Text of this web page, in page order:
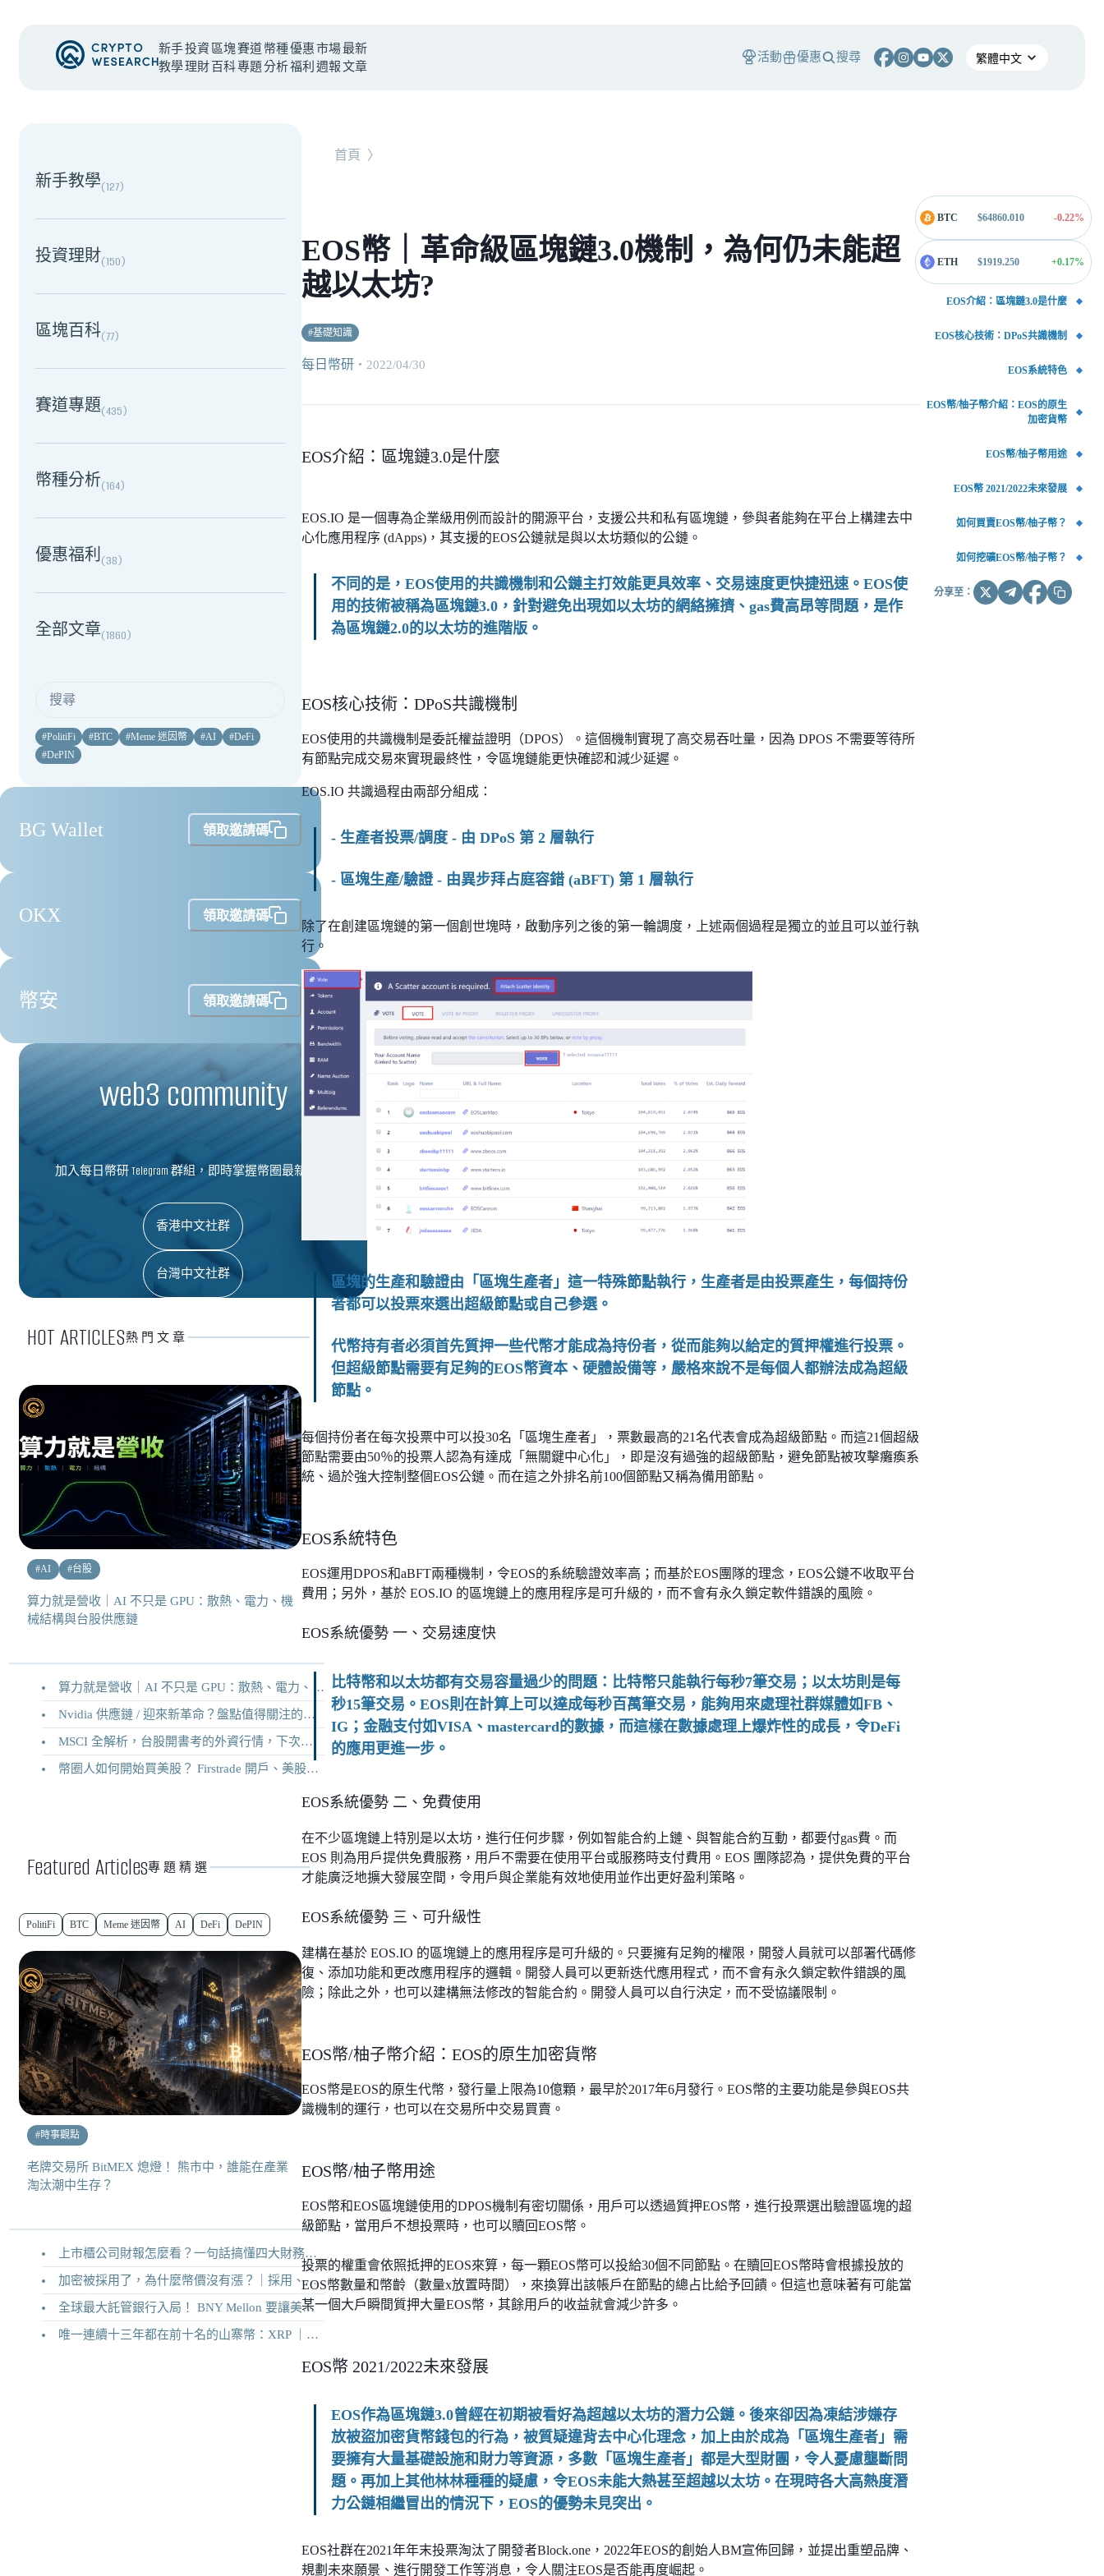
新手
教學
投資
理財
區塊
百科
賽道
專題
幣種
分析
優惠
福利
市場
週報
最新
文章
活動 優惠 搜尋
NEW EVENT
新手教學(127)
投資理財(150)
區塊百科(77)
賽道專題(435)
幣種分析(164)
優惠福利(38)
全部文章(1860)
#PolitiFi #BTC #Meme 迷因幣 #AI #DeFi
#DePIN
BG Wallet 領取邀請碼
OKX 領取邀請碼
幣安 領取邀請碼
web3 community
加入每日幣研 Telegram 群組，即時掌握幣圈最新資訊
香港中文社群
台灣中文社群
HOT ARTICLES熱門文章
#AI #台股
算力就是營收｜AI 不只是 GPU：散熱、電力、機
械結構與台股供應鏈
算力就是營收｜AI 不只是 GPU：散熱、電力、機械結構與台股供應鏈
Nvidia 供應鏈 / 迎來新革命？盤點值得關注的二十家供應鏈企業
MSCI 全解析，台股開書考的外資行情，下次調整你準備好了嗎？
幣圈人如何開始買美股？ Firstrade 開戶、美股交易機制完整教學
Featured Articles專題精選
PolitiFi BTC Meme 迷因幣 AI DeFi DePIN
#時事觀點
老牌交易所 BitMEX 熄燈！ 熊市中，誰能在產業
淘汰潮中生存？
上市櫃公司財報怎麼看？一句話搞懂四大財務報表
加密被採用了，為什麼幣價沒有漲？｜採用、收入與代幣價值捕獲
全球最大託管銀行入局！ BNY Mellon 要讓美債交易 24/7 不打烊
唯一連續十三年都在前十名的山寨幣：XRP ｜Ripple 2026 介紹
首頁 〉
EOS幣｜革命級區塊鏈3.0機制，為何仍未能超
越以太坊?
#基礎知識
每日幣研 ・ 2022/04/30
EOS介紹：區塊鏈3.0是什麼
EOS.IO 是一個專為企業級用例而設計的開源平台，支援公共和私有區塊鏈，參與者能夠在平台上構建去中
心化應用程序 (dApps)，其支援的EOS公鏈就是與以太坊類似的公鏈。
不同的是，EOS使用的共識機制和公鏈主打效能更具效率、交易速度更快捷迅速。EOS使
用的技術被稱為區塊鏈3.0，針對避免出現如以太坊的網絡擁擠、gas費高昂等問題，是作
為區塊鏈2.0的以太坊的進階版。
EOS核心技術：DPoS共識機制
EOS使用的共識機制是委託權益證明（DPOS）。這個機制實現了高交易吞吐量，因為 DPOS 不需要等待所
有節點完成交易來實現最終性，令區塊鏈能更快確認和減少延遲。
EOS.IO 共識過程由兩部分組成：
- 生產者投票/調度 - 由 DPoS 第 2 層執行
- 區塊生產/驗證 - 由異步拜占庭容錯 (aBFT) 第 1 層執行
除了在創建區塊鏈的第一個創世塊時，啟動序列之後的第一輪調度，上述兩個過程是獨立的並且可以並行執
行。
區塊的生產和驗證由「區塊生產者」這一特殊節點執行，生產者是由投票產生，每個持份
者都可以投票來選出超級節點或自己參選。
代幣持有者必須首先質押一些代幣才能成為持份者，從而能夠以給定的質押權進行投票。
但超級節點需要有足夠的EOS幣資本、硬體設備等，嚴格來說不是每個人都辦法成為超級
節點。
每個持份者在每次投票中可以投30名「區塊生產者」，票數最高的21名代表會成為超級節點。而這21個超級
節點需要由50％的投票人認為有達成「無關鍵中心化」，即是沒有過強的超級節點，避免節點被攻擊癱瘓系
統、過於強大控制整個EOS公鏈。而在這之外排名前100個節點又稱為備用節點。
EOS系統特色
EOS運用DPOS和aBFT兩種機制，令EOS的系統驗證效率高；而基於EOS團隊的理念，EOS公鏈不收取平台
費用；另外，基於 EOS.IO 的區塊鏈上的應用程序是可升級的，而不會有永久鎖定軟件錯誤的風險。
EOS系統優勢 一、交易速度快
比特幣和以太坊都有交易容量過少的問題：比特幣只能執行每秒7筆交易；以太坊則是每
秒15筆交易。EOS則在計算上可以達成每秒百萬筆交易，能夠用來處理社群媒體如FB、
IG；金融支付如VISA、mastercard的數據，而這樣在數據處理上爆炸性的成長，令DeFi
的應用更進一步。
EOS系統優勢 二、免費使用
在不少區塊鏈上特別是以太坊，進行任何步驟，例如智能合約上鏈、與智能合約互動，都要付gas費。而
EOS 則為用戶提供免費服務，用戶不需要在使用平台或服務時支付費用。EOS 團隊認為，提供免費的平台
才能廣泛地擴大發展空間，令用戶與企業能有效地使用並作出更好盈利策略。
EOS系統優勢 三、可升級性
建構在基於 EOS.IO 的區塊鏈上的應用程序是可升級的。只要擁有足夠的權限，開發人員就可以部署代碼修
復、添加功能和更改應用程序的邏輯。開發人員可以更新迭代應用程式，而不會有永久鎖定軟件錯誤的風
險；除此之外，也可以建構無法修改的智能合約。開發人員可以自行決定，而不受協議限制。
EOS幣/柚子幣介紹：EOS的原生加密貨幣
EOS幣是EOS的原生代幣，發行量上限為10億顆，最早於2017年6月發行。EOS幣的主要功能是參與EOS共
識機制的運行，也可以在交易所中交易買賣。
EOS幣/柚子幣用途
EOS幣和EOS區塊鏈使用的DPOS機制有密切關係，用戶可以透過質押EOS幣，進行投票選出驗證區塊的超
級節點，當用戶不想投票時，也可以贖回EOS幣。
投票的權重會依照抵押的EOS來算，每一顆EOS幣可以投給30個不同節點。在贖回EOS幣時會根據投放的
EOS幣數量和幣齡（數量x放置時間），來換算出該帳戶在節點的總占比給予回饋。但這也意味著有可能當
某一個大戶瞬間質押大量EOS幣，其餘用戶的收益就會減少許多。
EOS幣 2021/2022未來發展
EOS作為區塊鏈3.0曾經在初期被看好為超越以太坊的潛力公鏈。後來卻因為凍結涉嫌存
放被盜加密貨幣錢包的行為，被質疑違背去中心化理念，加上由於成為「區塊生產者」需
要擁有大量基礎設施和財力等資源，多數「區塊生產者」都是大型財團，令人憂慮壟斷問
題。再加上其他林林種種的疑慮，令EOS未能大熱甚至超越以太坊。在現時各大高熱度潛
力公鏈相繼冒出的情況下，EOS的優勢未見突出。
EOS社群在2021年年末投票淘汰了開發者Block.one，2022年EOS的創始人BM宣佈回歸，並提出重塑品牌、
規劃未來願景、進行開發工作等消息，令人關注EOS是否能再度崛起。
BTC $64860.010 -0.22%
ETH $1919.250 +0.17%
EOS介紹：區塊鏈3.0是什麼
EOS核心技術：DPoS共識機制
EOS系統特色
EOS幣/柚子幣介紹：EOS的原生
加密貨幣
EOS幣/柚子幣用途
EOS幣 2021/2022未來發展
如何買賣EOS幣/柚子幣？
如何挖礦EOS幣/柚子幣？
分享至：